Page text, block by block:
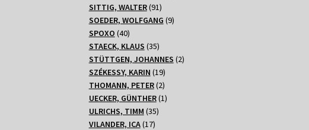
SITTIG, WALTER 9191
Produkte
SOEDER, WOLFGANG 99
SPOXO 4040
Produkte
STAECK, KLAUS 3535
Produkte
STÜTTGEN, JOHANNES 22
SZÉKESSY, KARIN 1919
Produkte
THOMANN, PETER 22
Produkte
UECKER, GÜNTHER 11
ULRICHS, TIMM 3535
VILANDER, ICA 1717